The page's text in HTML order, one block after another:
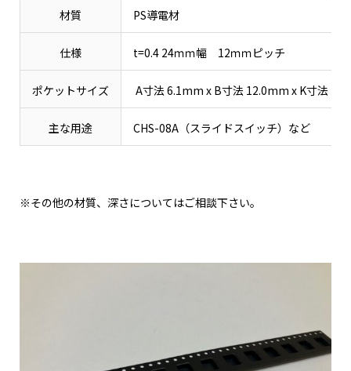
材質 PS導電材
仕様 t=0.4 24ｍｍ幅 12ｍｍピッチ
ポケットサイズ A寸法 6.1mm x B寸法 12.0mm x K寸法
主な用途 CHS-08A（スライドスイッチ）など
※その他の材質、深さについてはご相談下さい。